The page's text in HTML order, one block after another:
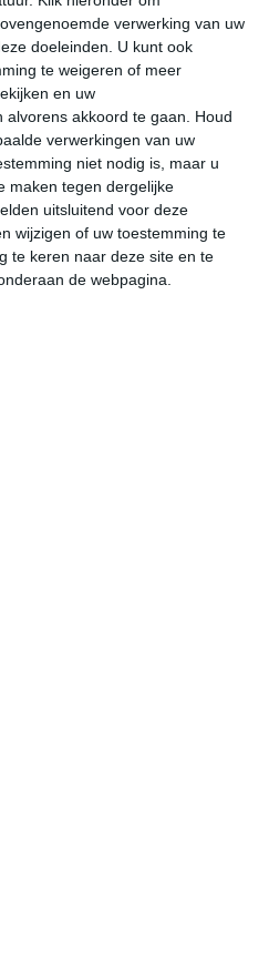
verwerking van uw
doeleinden. U kunt ook
te weigeren of meer
en uw
akkoord te gaan.
Houd
verwerkingen van uw
niet nodig is, maar u
maken tegen dergelijke
uitsluitend voor deze
wijzigen of uw toestemming te
te keren naar deze site en te
de webpagina.
36° 25° 35° 25° 31°
33°C 32°C 28°C
16:00 19:00 22:00
16:00 19:00 22:00